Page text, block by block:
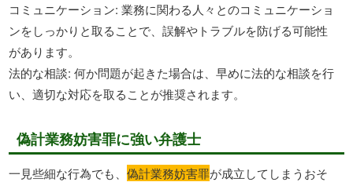
コミュニケーション: 業務に関わる人々とのコミュニケーショ
ンをしっかりと取ることで、誤解やトラブルを防げる可能性
があります。
法的な相談: 何か問題が起きた場合は、早めに法的な相談を行
い、適切な対応を取ることが推奨されます。
偽計業務妨害罪に強い弁護士
一見些細な行為でも、偽計業務妨害罪が成立してしまうおそ